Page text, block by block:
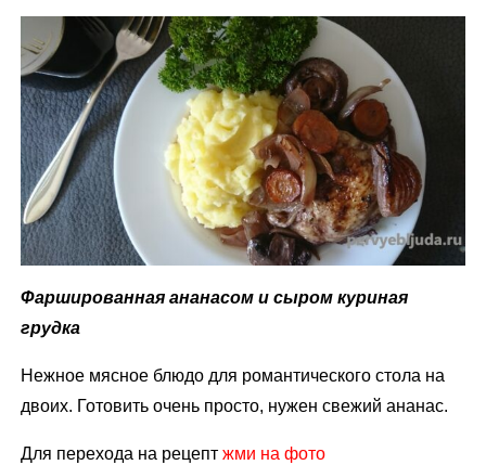
Фаршированная ананасом и сыром куриная
грудка
Нежное мясное блюдо для романтического стола на
двоих. Готовить очень просто, нужен свежий ананас.
Для перехода на рецептжми на фото